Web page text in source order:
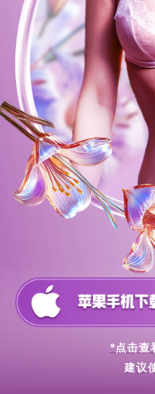
*点击查
建议